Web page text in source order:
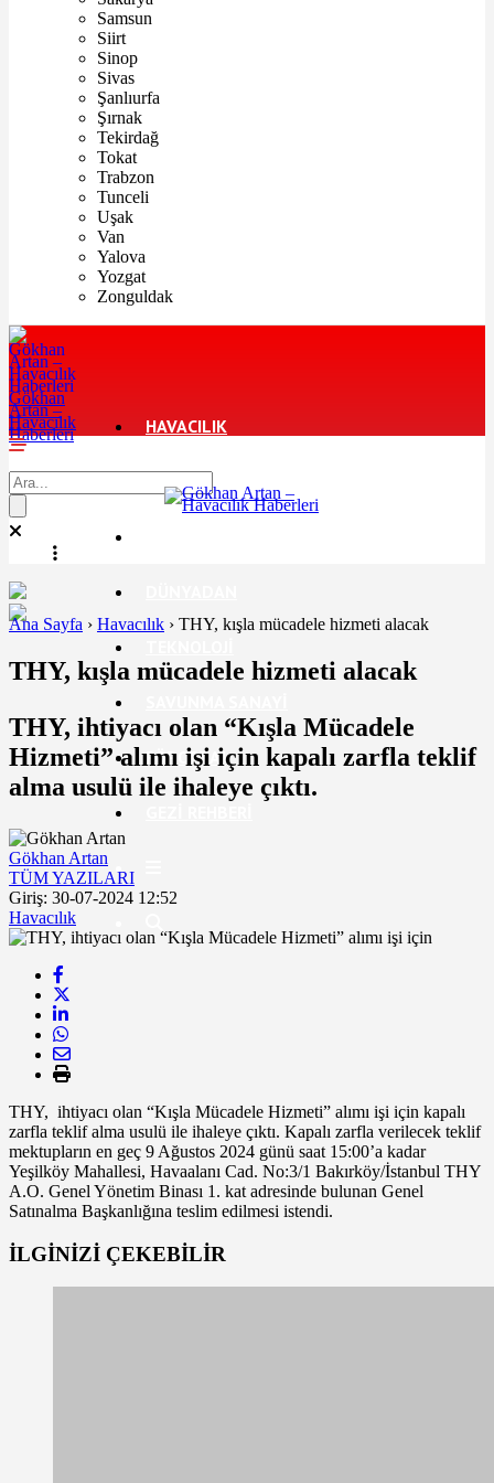
Samsun
Siirt
Sinop
Sivas
Şanlıurfa
Şırnak
Tekirdağ
Tokat
Trabzon
Tunceli
Uşak
Van
Yalova
Yozgat
Zonguldak
Gökhan
Artan –
Havacılık
Haberleri HAVACILIK
TURIZM
RÖPORTAJ
Ana Sayfa › Havacılık › THY, kışla mücadele hizmeti alacak
THY, kışla mücadele hizmeti alacak
THY, ihtiyacı olan “Kışla Mücadele
Hizmeti” alımı işi için kapalı zarfla teklif
alma usulü ile ihaleye çıktı.
Gökhan Artan
TÜM YAZILARI
Giriş: 30-07-2024 12:52
Havacılık
THY, ihtiyacı olan “Kışla Mücadele Hizmeti” alımı işi için kapalı
zarfla teklif alma usulü ile ihaleye çıktı. Kapalı zarfla verilecek teklif
mektupların en geç 9 Ağustos 2024 günü saat 15:00’a kadar
Yeşilköy Mahallesi, Havaalanı Cad. No:3/1 Bakırköy/İstanbul THY
A.O. Genel Yönetim Binası 1. kat adresinde bulunan Genel
Satınalma Başkanlığına teslim edilmesi istendi.
İLGİNİZİ ÇEKEBİLİR